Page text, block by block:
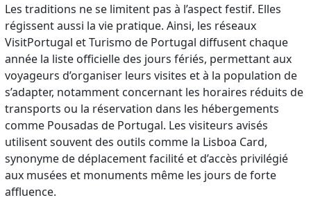
Les traditions ne se limitent pas à l’aspect festif. Elles
régissent aussi la vie pratique. Ainsi, les réseaux
VisitPortugal et Turismo de Portugal diffusent chaque
année la liste officielle des jours fériés, permettant aux
voyageurs d’organiser leurs visites et à la population de
s’adapter, notamment concernant les horaires réduits de
transports ou la réservation dans les hébergements
comme Pousadas de Portugal. Les visiteurs avisés
utilisent souvent des outils comme la Lisboa Card,
synonyme de déplacement facilité et d’accès privilégié
aux musées et monuments même les jours de forte
affluence.